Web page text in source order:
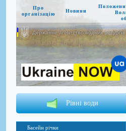
Про
організацію
Новини
Державне агентство водних ресурсів
Рівні води
Басейн річки